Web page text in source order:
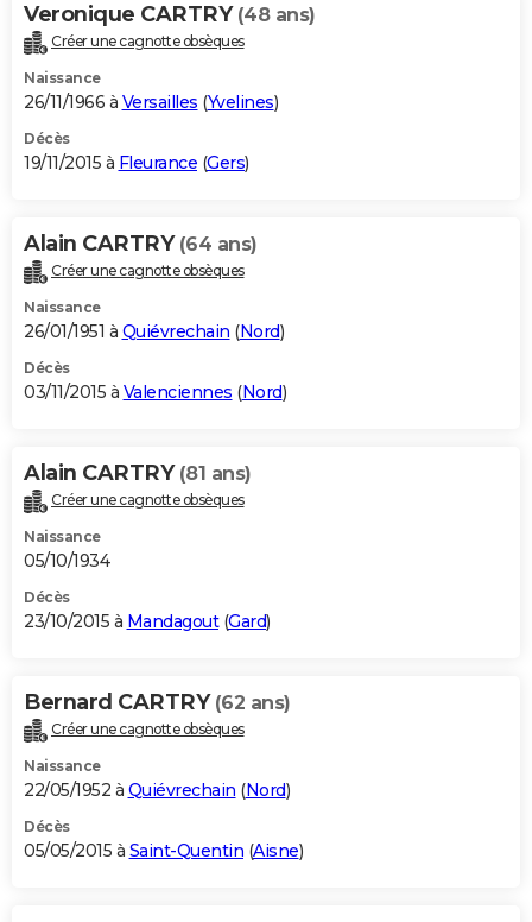
Veronique CARTRY (48 ans)
Créer une cagnotte obsèques
Naissance
26/11/1966 à Versailles (Yvelines)
Décès
19/11/2015 à Fleurance (Gers)
Alain CARTRY (64 ans)
Créer une cagnotte obsèques
Naissance
26/01/1951 à Quiévrechain (Nord)
Décès
03/11/2015 à Valenciennes (Nord)
Alain CARTRY (81 ans)
Créer une cagnotte obsèques
Naissance
05/10/1934
Décès
23/10/2015 à Mandagout(Gard)
Bernard CARTRY (62 ans)
Créer une cagnotte obsèques
Naissance
22/05/1952 à Quiévrechain (Nord)
Décès
05/05/2015 à Saint-Quentin (Aisne)